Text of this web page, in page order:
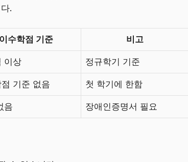
.
이수학점 기준 비고
이상 정규학기 기준
기준 없음 첫 학기에 한함
음 장애인증명서 필요